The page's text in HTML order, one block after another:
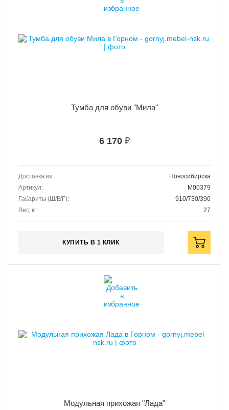
Тумба для обуви "Мила"
6 170 ₽
Доставка из:
Новосибирска
Артикул:
M00379
Габариты (Ш/В/Г):
910/730/390
Вес, кг:
27
КУПИТЬ В 1 КЛИК
Модульная прихожая "Лада"